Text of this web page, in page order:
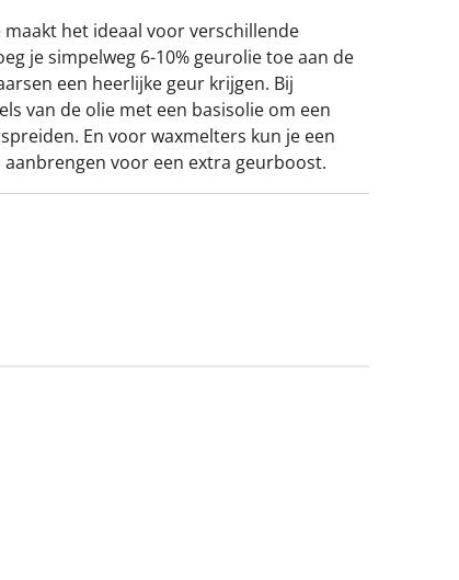
het ideaal voor verschillende
je simpelweg 6-10% geurolie toe aan de
een heerlijke geur krijgen. Bij
van de olie met een basisolie om een
En voor waxmelters kun je een
voor een extra geurboost.